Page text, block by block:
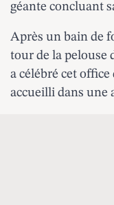
géante concluant
Après un bain de
tour de la pelouse
a célébré cet office
accueilli dans une